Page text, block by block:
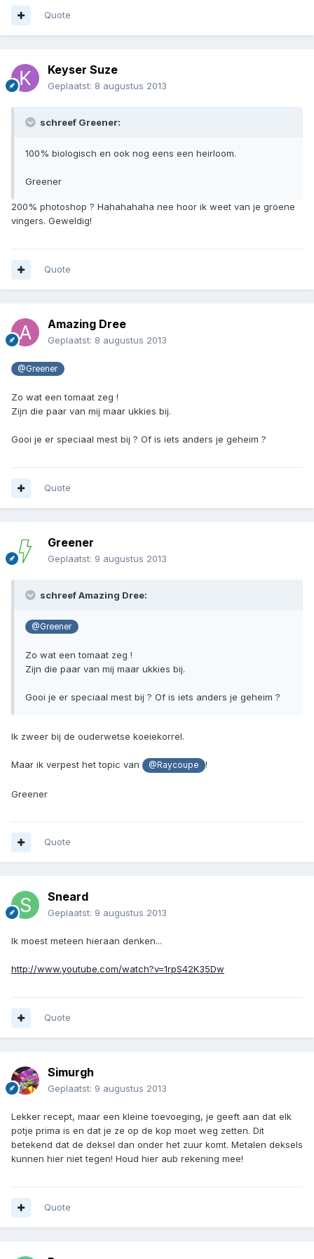
Quote
Keyser Suze
Geplaatst: 8 augustus 2013
schreef Greener:
100% biologisch en ook nog eens een heirloom.
Greener
200% photoshop ? Hahahahaha nee hoor ik weet van je groene
vingers. Geweldig!
Quote
Amazing Dree
Geplaatst: 8 augustus 2013
@Greener
Zo wat een tomaat zeg !
Zijn die paar van mij maar ukkies bij.
Gooi je er speciaal mest bij ? Of is iets anders je geheim ?
Quote
Greener
Geplaatst: 9 augustus 2013
schreef Amazing Dree:
@Greener
Zo wat een tomaat zeg !
Zijn die paar van mij maar ukkies bij.
Gooi je er speciaal mest bij ? Of is iets anders je geheim ?
Ik zweer bij de ouderwetse koeiekorrel.
Maar ik verpest het topic van @Raycoupe !
Greener
Quote
Sneard
Geplaatst: 9 augustus 2013
Ik moest meteen hieraan denken...
http://www.youtube.com/watch?v=1rpS42K35Dw
Quote
Simurgh
Geplaatst: 9 augustus 2013
Lekker recept, maar een kleine toevoeging, je geeft aan dat elk
potje prima is en dat je ze op de kop moet weg zetten. Dit
betekend dat de deksel dan onder het zuur komt. Metalen deksels
kunnen hier niet tegen! Houd hier aub rekening mee!
Quote